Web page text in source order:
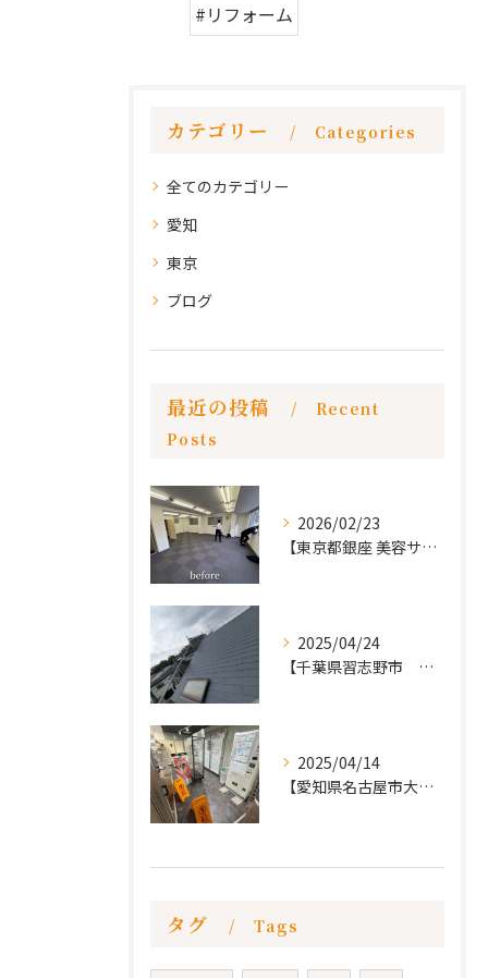
#リフォーム
カテゴリー Categories
全てのカテゴリー
愛知
東京
ブログ
最近の投稿
Recent
Posts
2026/02/23
【東京都銀座 美容サロン店舗工事】
2025/04/24
【千葉県習志野市 戸建て 屋根の葺き替え工事】
2025/04/14
【愛知県名古屋市大須 カードショップ屋のリノベーション
タグ Tags